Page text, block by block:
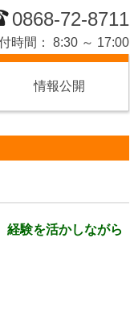
0868-72-8711
時間： 8:30 ～ 17:00
情報公開
経験を活かしながら